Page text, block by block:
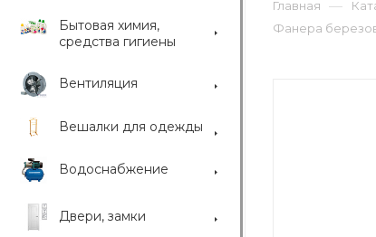
Бытовая химия,
средства гигиены
Вентиляция
Вешалки для одежды
Водоснабжение
Двери, замки
Главная —
Фанера